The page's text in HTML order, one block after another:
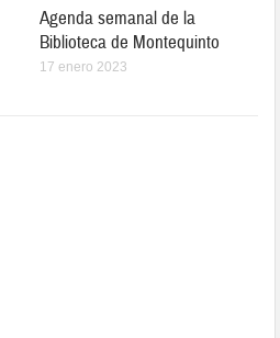
Agenda semanal de la
Biblioteca de Montequinto
17 enero 2023